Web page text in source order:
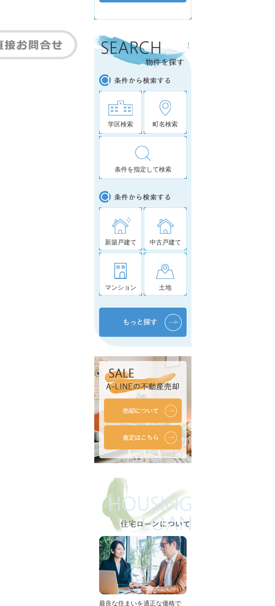
学区検索 町名検索
条件を指定して検索
新築戸建て 中古戸建て
マンション 土地
最良な住まいを適正な価格で